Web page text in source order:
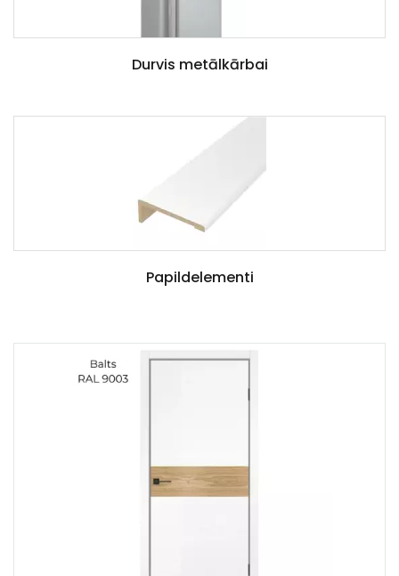
Durvis metālkārbai
Papildelementi